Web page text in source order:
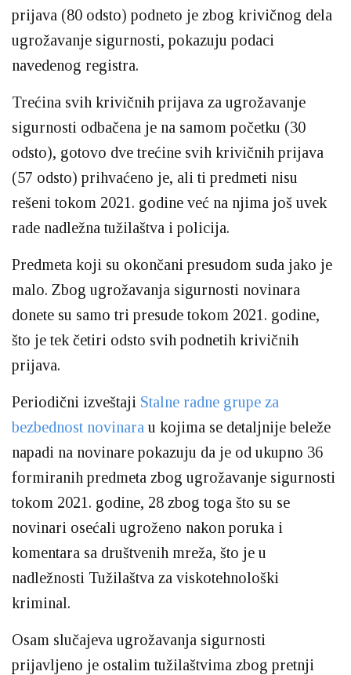
prijava (80 odsto) podneto je zbog krivičnog dela
ugrožavanje sigurnosti, pokazuju podaci
navedenog registra.
Trećina svih krivičnih prijava za ugrožavanje
sigurnosti odbačena je na samom početku (30
odsto), gotovo dve trećine svih krivičnih prijava
(57 odsto) prihvaćeno je, ali ti predmeti nisu
rešeni tokom 2021. godine već na njima još uvek
rade nadležna tužilaštva i policija.
Predmeta koji su okončani presudom suda jako je
malo. Zbog ugrožavanja sigurnosti novinara
donete su samo tri presude tokom 2021. godine,
što je tek četiri odsto svih podnetih krivičnih
prijava.
Periodični izveštaji Stalne radne grupe za
bezbednost novinara u kojima se detaljnije beleže
napadi na novinare pokazuju da je od ukupno 36
formiranih predmeta zbog ugrožavanje sigurnosti
tokom 2021. godine, 28 zbog toga što su se
novinari osećali ugroženo nakon poruka i
komentara sa društvenih mreža, što je u
nadležnosti Tužilaštva za viskotehnološki
kriminal.
Osam slučajeva ugrožavanja sigurnosti
prijavljeno je ostalim tužilaštvima zbog pretnji